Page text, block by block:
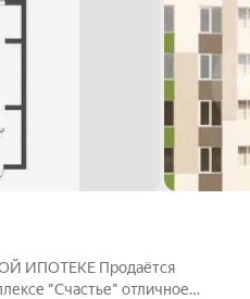
ИПОТЕКЕ Продаётся
отличное